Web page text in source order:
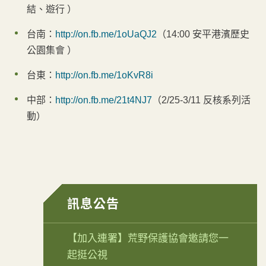
結、遊行 ）
台南： http://on.fb.me/1oUaQJ2 （14:00 安平港濱歷史
公園集會 ）
台東： http://on.fb.me/1oKvR8i
中部： http://on.fb.me/21t4NJ7 （2/25-3/11 反核系列活
動）
訊息公告
【加入連署】荒野保護協會邀請您一
起挺公視